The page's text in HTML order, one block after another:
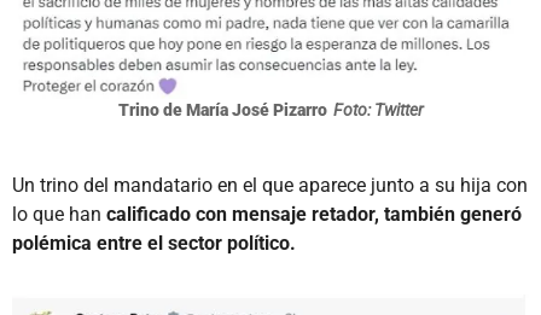
Trino de María José Pizarro Foto: Twitter
Un trino del mandatario en el que aparece junto a su hija con
lo que han calificado con mensaje retador, también generó
polémica entre el sector político.